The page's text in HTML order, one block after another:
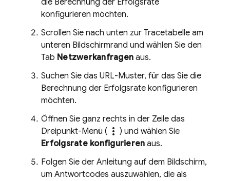
die Berechnung der Erfolgsrate
konfigurieren möchten.
Scrollen Sie nach unten zur Tracetabelle am
unteren Bildschirmrand und wählen Sie den
Tab Netzwerkanfragen aus.
Suchen Sie das URL-Muster, für das Sie die
Berechnung der Erfolgsrate konfigurieren
möchten.
Öffnen Sie ganz rechts in der Zeile das
Dreipunkt-Menü ( more_vert ) und wählen Sie
Erfolgsrate konfigurieren aus.
Folgen Sie der Anleitung auf dem Bildschirm,
um Antwortcodes auszuwählen, die als